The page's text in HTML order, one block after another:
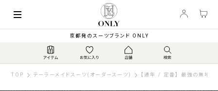
京都発のスーツブランド ONLY
TOP テーラーメイドスーツ(オーダースーツ) 【通年 / 定番】 最強の無地 /